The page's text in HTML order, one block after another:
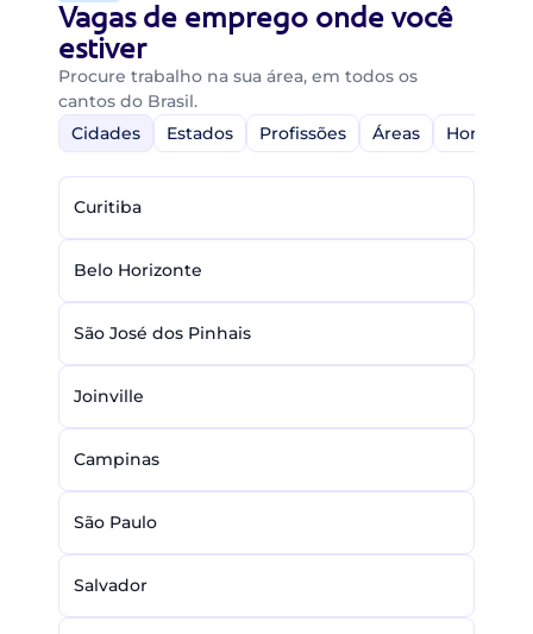
Vagas de emprego onde você
estiver
Procure trabalho na sua área, em todos os
cantos do Brasil.
Cidades
Estados Profissões Áreas Home-
Curitiba
Belo Horizonte
São José dos Pinhais
Joinville
Campinas
São Paulo
Salvador